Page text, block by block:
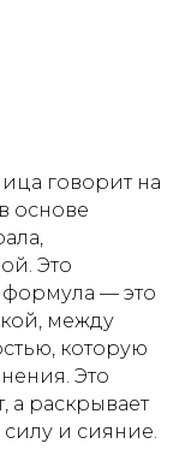
говорит на
основе
Это
— это
между
которую
Это
а раскрывает
и сияние.